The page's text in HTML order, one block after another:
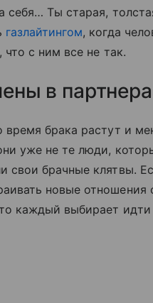
себя… Ты старая,
газлайтингом, когда
с ним все не так.
в
время брака растут и
уже не те люди,
свои брачные клятвы.
новые отношения
каждый выбирает идти